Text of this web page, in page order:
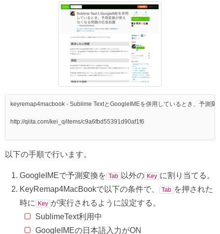
keyremap4macbook - Sublime TextとGoogleIMEを併用しているとき、予測
http://qiita.com/kei_q/items/c9a6fbd55391d90af1f6
以下の手順で行います。
GoogleIMEで予測変換を Tab 以外の Key に割り当てる。
KeyRemap4MacBookで以下の条件で、
Tab を押された
時に
Key が実行されるように設定する。
SublimeText利用中
GoogleIMEの日本語入力がON